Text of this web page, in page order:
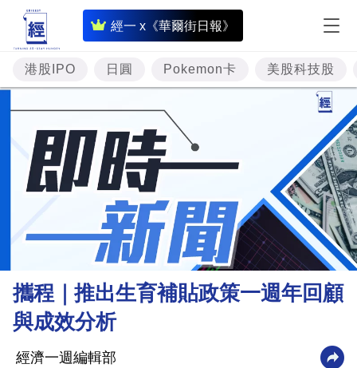
經一 x《華爾街日報》
即
時
財
經
專
題
投
資
樓
市
財
商
業
港股IPO 日圓 Pokemon卡 美股科技股
攜程｜推出生育補貼政策一週年回顧
與成效分析
經濟一週編輯部